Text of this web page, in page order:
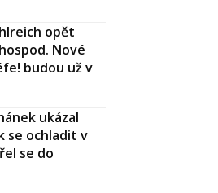
opět
Nové
budou už v
ukázal
se ochladit v
se do